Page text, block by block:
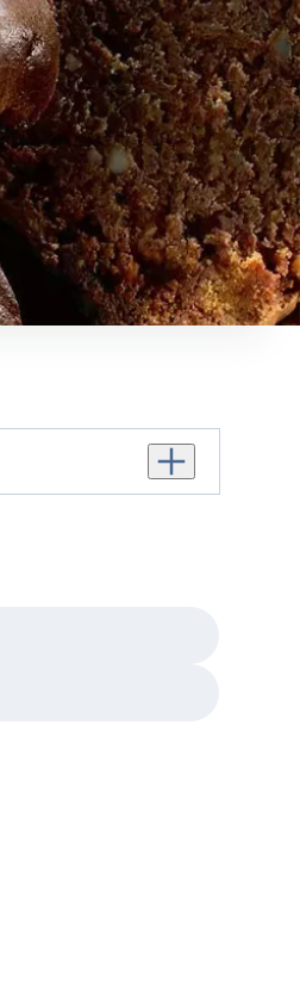
Personenanzahl